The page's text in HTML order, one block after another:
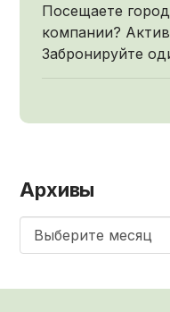
Посещаете
компании?
Забронируйте
Архивы